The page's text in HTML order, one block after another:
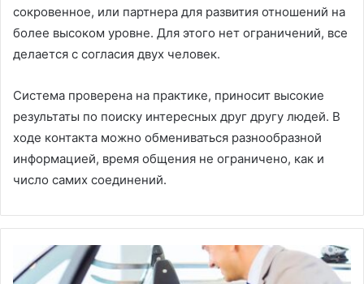
сокровенное, или партнера для развития отношений на
более высоком уровне. Для этого нет ограничений, все
делается с согласия двух человек.
Система проверена на практике, приносит высокие
результаты по поиску интересных друг другу людей. В
ходе контакта можно обмениваться разнообразной
информацией, время общения не ограничено, как и
число самих соединений.